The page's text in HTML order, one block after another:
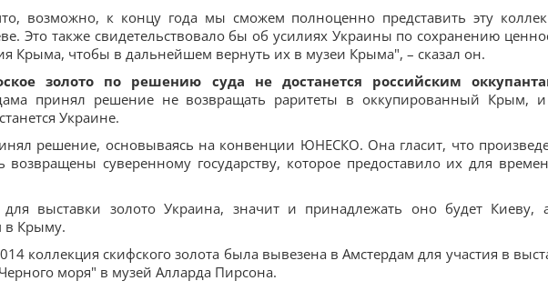
возможно, к концу года мы сможем полноценно представить эту
Это также свидетельствовало бы об усилиях Украины по сохранению
Крыма, чтобы в дальнейшем вернуть их в музеи Крыма", – сказал он.
золото по решению суда не достанется российским
принял решение не возвращать раритеты в оккупированный Крым,
Украине.
решение, основываясь на конвенции ЮНЕСКО. Она гласит, что
возвращены суверенному государству, которое предоставило их для
для выставки золото Украина, значит и принадлежать оно будет Киеву,
в Крыму.
коллекция скифского золота была вывезена в Амстердам для участия в
моря" в музей Алларда Пирсона.